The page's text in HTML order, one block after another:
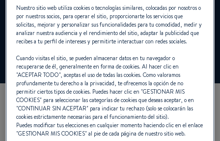
Concesionario Vela, Intraborda para
BENETEAU
NUESTROS DATOS DE
CONTACTO
Nuestro sitio web utiliza cookies o tecnologías similares, colocadas por nosotros o
por nuestros socios, para operar el sitio, proporcionarte los servicios que
solicitas, mejorar y personalizar sus funcionalidades para tu comodidad, medir y
analizar nuestra audiencia y el rendimiento del sitio, adaptar la publicidad que
recibes a tu perfil de intereses y permitirte interactuar con redes sociales.
Cuando visitas el sitio, se pueden almacenar datos en tu navegador o
recuperarse de él, generalmente en forma de cookies. Al hacer clic en
"ACEPTAR TODO", aceptas el uso de todas las cookies. Como valoramos
profundamente tu derecho a la privacidad, te ofrecemos la opción de no
permitir ciertos tipos de cookies. Puedes hacer clic en "GESTIONAR MIS
COOKIES" para seleccionar las categorías de cookies que deseas aceptar, o en
"CONTINUAR SIN ACEPTAR" para indicar tu rechazo (solo se colocarán las
cookies estrictamente necesarias para el funcionamiento del sitio).
Puedes modificar tus elecciones en cualquier momento haciendo clic en el enlace
"GESTIONAR MIS COOKIES" al pie de cada página de nuestro sitio web.